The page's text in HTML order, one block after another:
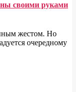
своими руками
жестом. Но
очередному